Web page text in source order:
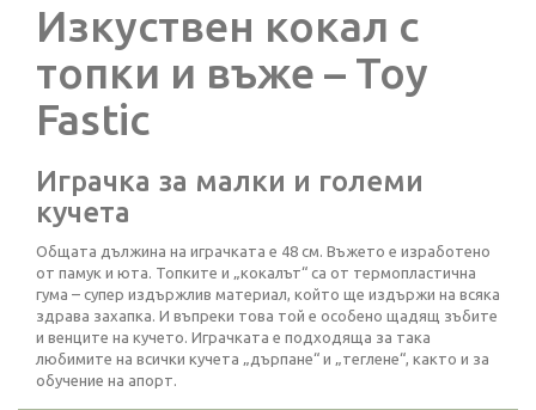
Изкуствен кокал с
топки и въже – Toy
Fastic
Играчка за малки и големи
кучета
Общата дължина на играчката е 48 см. Въжето е изработено
от памук и юта. Топките и „кокалът“ са от термопластична
гума – супер издържлив материал, който ще издържи на всяка
здрава захапка. И въпреки това той е особено щадящ зъбите
и венците на кучето. Играчката е подходяща за така
любимите на всички кучета „дърпане“ и „теглене“, както и за
обучение на апорт.